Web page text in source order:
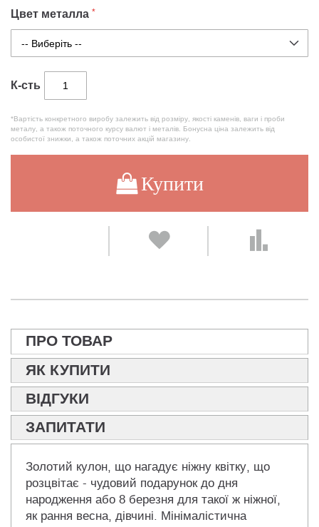
Цвет металла
К-сть
*Вартість конкретного виробу залежить від розміру, якості каменів, ваги і проби
металу, а також поточного курсу валют і металів. Бонусна ціна залежить від
особистої знижки, а також поточних акцій магазину.
Купити
ПРО ТОВАР
ЯК КУПИТИ
ВІДГУКИ
ЗАПИТАТИ
Золотий кулон, що нагадує ніжну квітку, що
розцвітає - чудовий подарунок до дня
народження або 8 березня для такої ж ніжної,
як рання весна, дівчині. Мінімалістична